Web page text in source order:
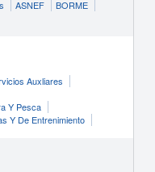
ASNEF
BORME
Auxliares
Y Pesca
Y De Entrenimiento